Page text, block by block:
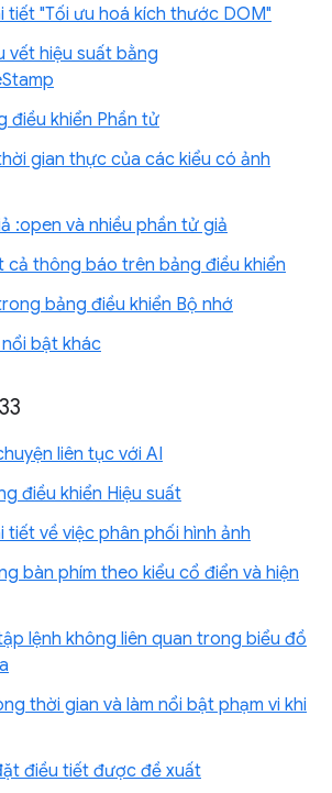
tiết "Tối ưu hoá kích thước DOM"
vết hiệu suất bằng
điều khiển Phần tử
gian thực của các kiểu có ảnh
:open và nhiều phần tử giả
cả thông báo trên bảng điều khiển
bảng điều khiển Bộ nhớ
bật khác
liên tục với AI
điều khiển Hiệu suất
tiết về việc phân phối hình ảnh
bàn phím theo kiểu cổ điển và hiện
lệnh không liên quan trong biểu đồ
thời gian và làm nổi bật phạm vi khi
điều tiết được đề xuất